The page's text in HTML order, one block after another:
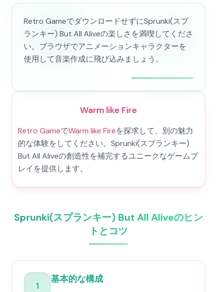
Retro GameでダウンロードせずにSprunki(スプ
ランキー) But All Aliveの楽しさを満喫してくださ
い。ブラウザでアニメーションキャラクターを
使用して音楽作成に飛び込みましょう。
Warm like Fire
Retro GameでWarm like Fireを探求して、別の魅力
的な体験をしてください。Sprunki(スプランキー)
But All Aliveの創造性を補完するユニークなゲームプ
レイを提供します。
Sprunki(スプランキー) But All Aliveのヒン
トとコツ
1
基本的な構成